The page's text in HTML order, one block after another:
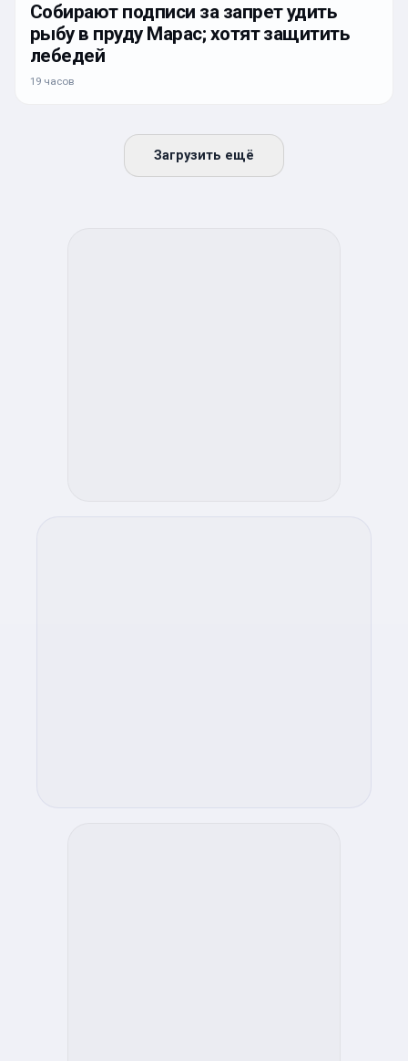
Собирают подписи за запрет удить
рыбу в пруду Марас; хотят защитить
лебедей
19 часов
Загрузить ещё